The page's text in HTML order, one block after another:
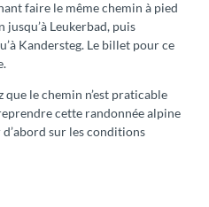
faire le même chemin à pied
jusqu’à Leukerbad, puis
Kandersteg. Le billet pour ce
le chemin n’est praticable
cette randonnée alpine
sur les conditions